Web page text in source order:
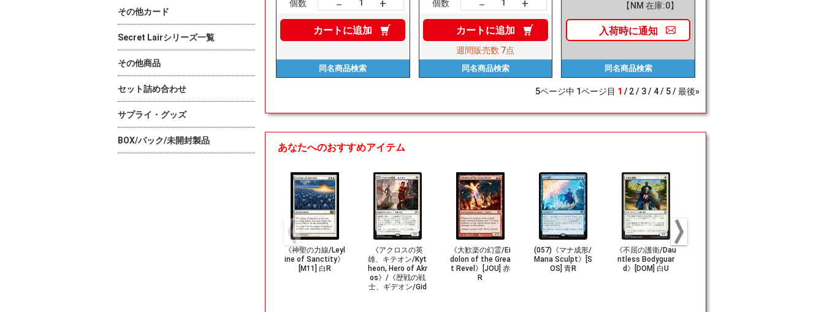
個数 － +
カートに追加
同名商品検索
個数 － +
カートに追加
週間販売数 7点
同名商品検索
【NM 在庫:0】
入荷時に通知
同名商品検索
5ページ中 1ページ目 1 2 3 4 5 最後»
あなたへのおすすめアイテム
《神聖の力線/Leyl
ine of Sanctity》
[M11] 白R
《アクロスの英
雄、キテオン/Kyt
heon, Hero of Akr
os》/《歴戦の戦
士、ギデオン/Gid
《大歓楽の幻霊/Ei
dolon of the Grea
t Revel》[JOU] 赤
R
(057)《マナ成形/
Mana Sculpt》[S
OS] 青R
《不屈の護衛/Dau
ntless Bodyguar
d》[DOM] 白U